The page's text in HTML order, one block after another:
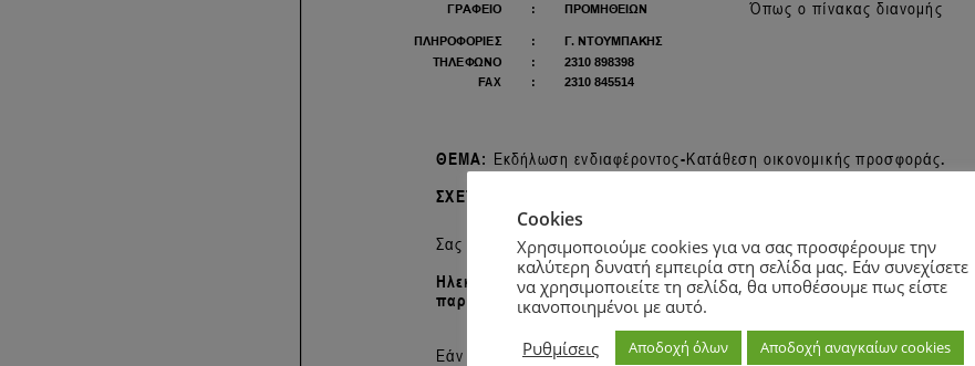
Cookies
Χρησιμοποιούμε cookies για να σας προσφέρουμε την
καλύτερη δυνατή εμπειρία στη σελίδα μας. Εάν συνεχίσετε
να χρησιμοποιείτε τη σελίδα, θα υποθέσουμε πως είστε
ικανοποιημένοι με αυτό.
Ρυθμίσεις
Αποδοχή όλων Αποδοχή αναγκαίων cookies